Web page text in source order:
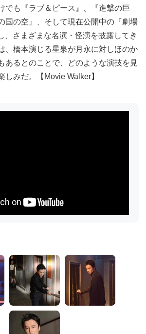
でも『ラブ＆ピース』、『進撃の巨
国の空』、そして現在公開中の『劇場
、さまざまな名演・怪演を披露してき
、橋本演じる星泉が月永に対しほのか
あるとのことで、どのような演技を見
しみだ。【Movie Walker】